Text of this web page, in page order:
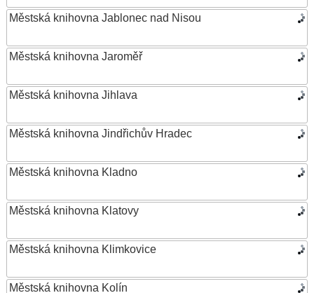
Městská knihovna Jablonec nad Nisou
Městská knihovna Jaroměř
Městská knihovna Jihlava
Městská knihovna Jindřichův Hradec
Městská knihovna Kladno
Městská knihovna Klatovy
Městská knihovna Klimkovice
Městská knihovna Kolín